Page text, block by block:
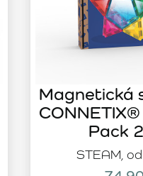
STEAM,
Magnetická
Pack